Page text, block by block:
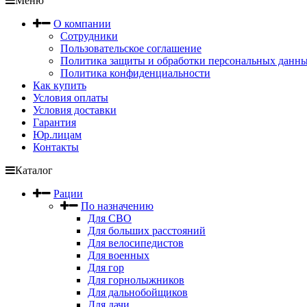
О компании
Сотрудники
Пользовательское соглашение
Политика защиты и обработки персональных
Политика конфиденциальности
Как купить
Условия оплаты
Условия доставки
Гарантия
Юр.лицам
Контакты
Каталог
Рации
По назначению
Для СВО
Для больших расстояний
Для велосипедистов
Для военных
Для гор
Для горнолыжников
Для дальнобойщиков
Для дачи